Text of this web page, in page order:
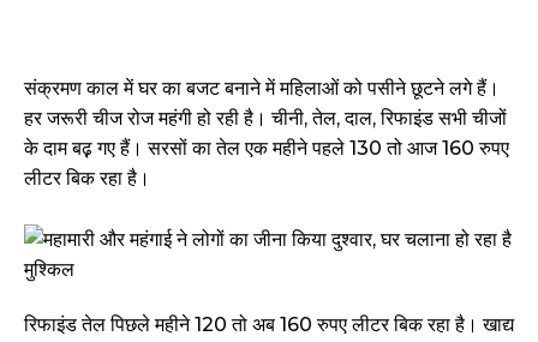
संक्रमण काल में घर का बजट बनाने में महिलाओं को पसीने छूटने लगे हैं।
हर जरूरी चीज रोज महंगी हो रही है। चीनी, तेल, दाल, रिफाइंड सभी चीजों
के दाम बढ़़ गए हैं। सरसों का तेल एक महीने पहले 130 तो आज 160 रुपए
लीटर बिक रहा है।
रिफाइंड तेल पिछले महीने 120 तो अब 160 रुपए लीटर बिक रहा है। खाद्य